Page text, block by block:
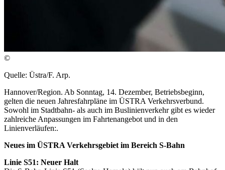
©
Quelle: Üstra/F. Arp.
Hannover/Region. Ab Sonntag, 14. Dezember, Betriebsbeginn,
gelten die neuen Jahresfahrpläne im ÜSTRA Verkehrsverbund.
Sowohl im Stadtbahn- als auch im Buslinienverkehr gibt es wieder
zahlreiche Anpassungen im Fahrtenangebot und in den
Linienverläufen:.
Neues im ÜSTRA Verkehrsgebiet im Bereich S-Bahn
Linie S51: Neuer Halt